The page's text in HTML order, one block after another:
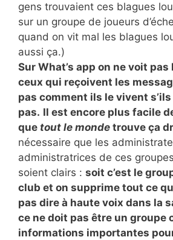
gens trouvaient ces blagues
sur un groupe de joueurs
quand on vit mal les blagues
aussi ça.)
Sur What’s app on ne voit pas
ceux qui reçoivent les
pas comment ils le vivent s’ils
pas. Il est encore plus facile
que tout le monde trouve ça
nécessaire que les
administratrices de ces
soient clairs : soit c’est le
club et on supprime tout ce
pas dire à haute voix dans la
ce ne doit pas être un groupe
informations importantes